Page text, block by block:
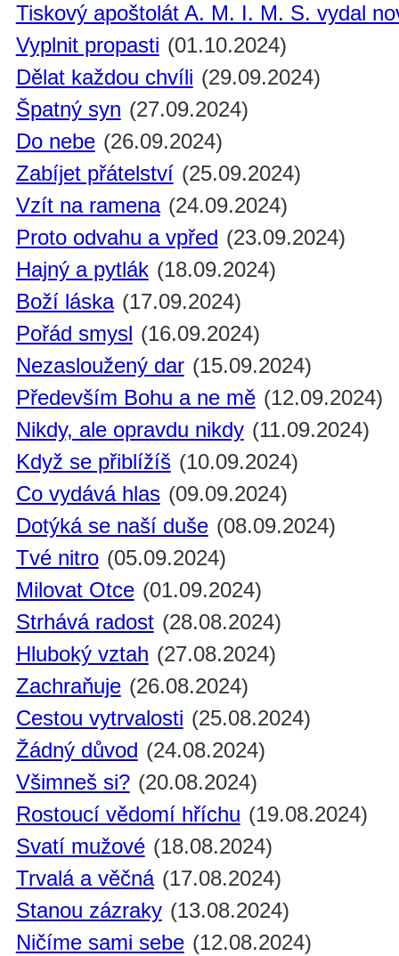
Tiskový apoštolát A. M. I. M. S. vydal
Vyplnit propasti (01.10.2024)
Dělat každou chvíli (29.09.2024)
Špatný syn (27.09.2024)
Do nebe (26.09.2024)
Zabíjet přátelství (25.09.2024)
Vzít na ramena (24.09.2024)
Proto odvahu a vpřed (23.09.2024)
Hajný a pytlák (18.09.2024)
Boží láska (17.09.2024)
Pořád smysl (16.09.2024)
Nezasloužený dar (15.09.2024)
Především Bohu a ne mě (12.09.2024)
Nikdy, ale opravdu nikdy (11.09.2024)
Když se přiblížíš (10.09.2024)
Co vydává hlas (09.09.2024)
Dotýká se naší duše (08.09.2024)
Tvé nitro (05.09.2024)
Milovat Otce (01.09.2024)
Strhává radost (28.08.2024)
Hluboký vztah (27.08.2024)
Zachraňuje (26.08.2024)
Cestou vytrvalosti (25.08.2024)
Žádný důvod (24.08.2024)
Všimneš si? (20.08.2024)
Rostoucí vědomí hříchu (19.08.2024)
Svatí mužové (18.08.2024)
Trvalá a věčná (17.08.2024)
Stanou zázraky (13.08.2024)
Ničíme sami sebe (12.08.2024)